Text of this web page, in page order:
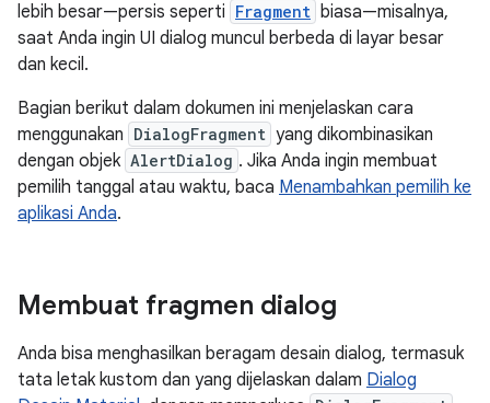
lebih besar—persis seperti Fragment biasa—misalnya,
saat Anda ingin UI dialog muncul berbeda di layar besar
dan kecil.
Bagian berikut dalam dokumen ini menjelaskan cara
menggunakan DialogFragment yang dikombinasikan
dengan objek AlertDialog . Jika Anda ingin membuat
pemilih tanggal atau waktu, baca Menambahkan pemilih ke
aplikasi Anda.
Membuat fragmen dialog
Anda bisa menghasilkan beragam desain dialog, termasuk
tata letak kustom dan yang dijelaskan dalam Dialog